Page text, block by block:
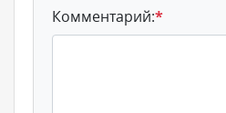
Комментарий:*